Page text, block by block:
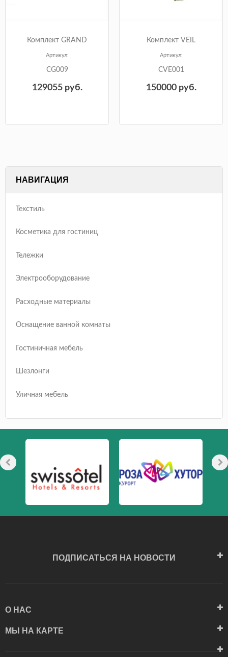
Комплект GRAND
Артикул:
CG009
129055руб.
Комплект VEIL
Артикул:
CVE001
150000руб.
НАВИГАЦИЯ
Текстиль
Косметика для гостиниц
Тележки
Электрооборудование
Расходные материалы
Оснащение ванной комнаты
Гостиничная мебель
Шезлонги
Уличная мебель
ПОДПИСАТЬСЯ НА НОВОСТИ
О НАС
МЫ НА КАРТЕ